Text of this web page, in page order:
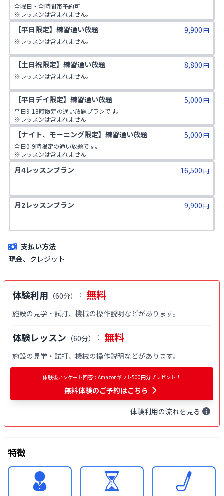
全曜日・全時間帯予約可
※レッスンは含まれません。
【平日限定】練習通い放題 9,900円
※レッスンは含まれません。
【土日祝限定】練習通い放題 8,800円
※レッスンは含まれません。
【平日デイ限定】練習通い放題 5,000円
平日9-18時限定の通い放題プランです。
※レッスンは含まれません
【ナイト、モーニング限定】練習通い放題 5,000円
全日0-9時限定の通い放題です。
※レッスンは含まれません
月4レッスンプラン 16,500円
月2レッスンプラン 9,900円
支払い方法
現金、クレジット
体験利用 （60分） ： 無料
施設の見学・試打、機械の操作説明などがあります。
体験レッスン （60分） ： 無料
施設の見学・試打、機械の操作説明などがあります。
体験後アンケート回答でAmazonギフト500円分プレゼント！
無料体験のご予約はこちら
体験利用の流れを見る
特徴